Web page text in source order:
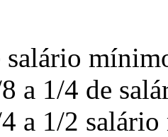
salário
a 1/4 de
a 1/2